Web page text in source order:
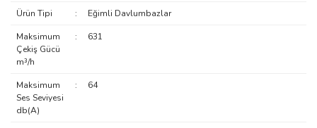
Ürün Tipi : Eğimli Davlumbazlar
Maksimum
Çekiş Gücü
m³/h
: 631
Maksimum
Ses Seviyesi
db(A)
: 64